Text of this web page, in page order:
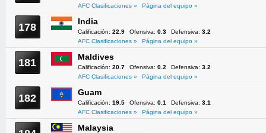
AFC Clasificaciones »
Página del equipo »
178 India
Calificación: 22.9 Ofensiva: 0.3 Defensiva: 3.2
AFC Clasificaciones »
Página del equipo »
181 Maldives
Calificación: 20.7 Ofensiva: 0.2 Defensiva: 3.2
AFC Clasificaciones »
Página del equipo »
182 Guam
Calificación: 19.5 Ofensiva: 0.1 Defensiva: 3.1
AFC Clasificaciones »
Página del equipo »
Malaysia